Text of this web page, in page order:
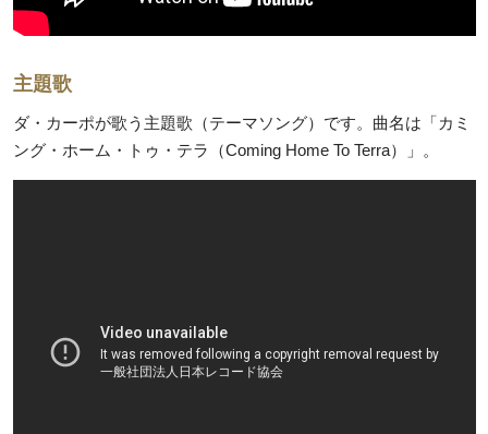
主題歌
ダ・カーポが歌う主題歌（テーマソング）です。曲名は「カミ
ング・ホーム・トゥ・テラ（Coming Home To Terra）」。